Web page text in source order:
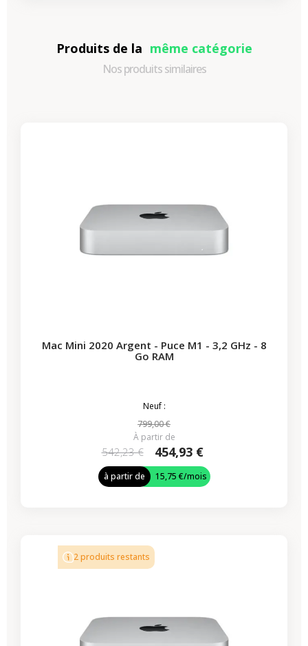
Produits de la même catégorie
Nos produits similaires
Mac Mini 2020 Argent - Puce M1 - 3,2 GHz - 8
Go RAM
Neuf :
799,00 €
À partir de
542,23 € 454,93 €
à partir de 15,75 €/mois
2 produits restants